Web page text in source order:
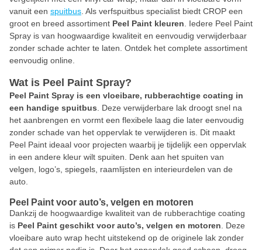
vanuit een spuitbus . Als verfspuitbus specialist biedt CROP een
groot en breed assortiment Peel Paint kleuren . Iedere Peel Paint
Spray is van hoogwaardige kwaliteit en eenvoudig verwijderbaar
zonder schade achter te laten. Ontdek het complete assortiment
eenvoudig online.
Wat is Peel Paint Spray?
Peel Paint Spray is een vloeibare, rubberachtige coating in
een handige spuitbus . Deze verwijderbare lak droogt snel na
het aanbrengen en vormt een flexibele laag die later eenvoudig
zonder schade van het oppervlak te verwijderen is. Dit maakt
Peel Paint ideaal voor projecten waarbij je tijdelijk een oppervlak
in een andere kleur wilt spuiten. Denk aan het spuiten van
velgen, logo’s, spiegels, raamlijsten en interieurdelen van de
auto.
Peel Paint voor auto’s, velgen en motoren
Dankzij de hoogwaardige kwaliteit van de rubberachtige coating
is Peel Paint geschikt voor auto’s, velgen en motoren . Deze
vloeibare auto wrap hecht uitstekend op de originele lak zonder